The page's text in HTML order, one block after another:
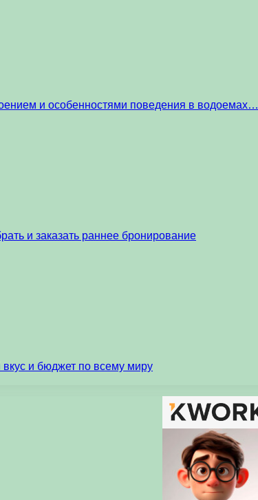
и особенностями поведения в водоемах…
и заказать раннее бронирование
и бюджет по всему миру